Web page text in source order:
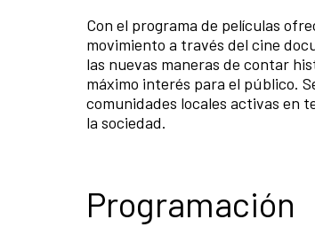
Con el programa de películas
movimiento a través del cine
las nuevas maneras de contar
máximo interés para el público.
comunidades locales activas en
la sociedad.
Programación